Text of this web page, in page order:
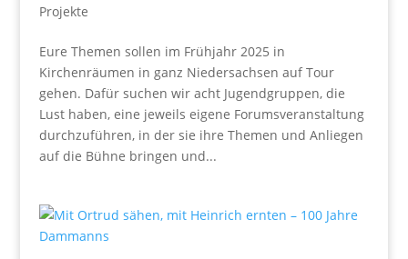
Projekte
Eure Themen sollen im Frühjahr 2025 in
Kirchenräumen in ganz Niedersachsen auf Tour
gehen. Dafür suchen wir acht Jugendgruppen, die
Lust haben, eine jeweils eigene Forumsveranstaltung
durchzuführen, in der sie ihre Themen und Anliegen
auf die Bühne bringen und...